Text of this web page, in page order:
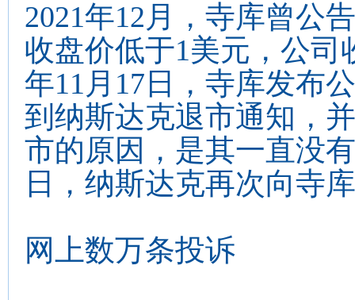
2021年12月，寺库曾公
收盘价低于1美元，公司
年11月17日，寺库发布
到纳斯达克退市通知，
市的原因，是其一直没
日，纳斯达克再次向寺
网上数万条投诉